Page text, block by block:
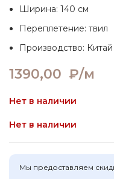
Ширина: 140 см
Переплетение: твил
Производство: Китай
1390,00 ₽/м
Нет в наличии
Нет в наличии
Мы предоставляем